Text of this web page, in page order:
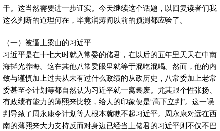
干。这当然需要进一步证实。今天继续这个话题，以回复读者们我
这么判断的道理何在，毕竟润涛阎以前的预测都应验了。
（一）被逼上梁山的习近平
习近平是在十七大时就入常委的储君，在以后的五年里天天在中南
海韬光养晦。这在其他八常委眼里就等于混吃混喝。然而，他的内
敛与谨慎加上过去从未有过什么政绩的从政历史，八常委加上老常
委甚至令计划等都自然认为习近平就一窝囊废。尤其跟个性张扬、
有政绩有能力的薄熙来比较，给人的印象便是“高下立判”。这一误
判导致了周永康令计划等人根本就瞧不起习近平。周永康对远在西
南的薄熙来大力支持反而对身边已经当上储君的习近平则不仅不巴